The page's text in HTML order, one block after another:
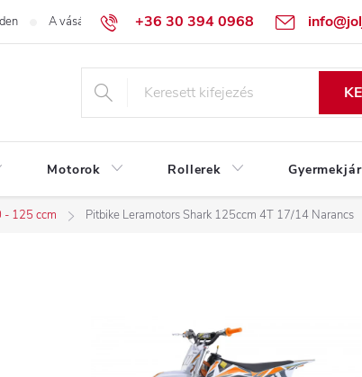
+36 30 394 0968
A vásárlás lépései Üzleti feltételek (ÁSZF)
Motorok Rollerek
- 125 ccm Pitbike Leramotors Shark 125ccm 4T 17/14 Narancs